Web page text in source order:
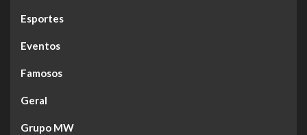
Esportes
Eventos
Famosos
Geral
Grupo MW